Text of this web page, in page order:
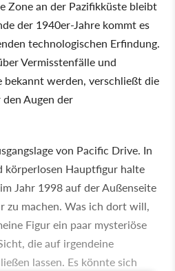
Zone an der Pazifikküste bleibt
der 1940er-Jahre kommt es
technologischen Erfindung.
Vermisstenfälle und
bekannt werden, verschließt die
Augen der
von Pacific Drive. In
körperlosen Hauptfigur halte
Jahr 1998 auf der Außenseite
zu machen. Was ich dort will,
Figur ein paar mysteriöse
die auf irgendeine
lassen. Es könnte sich